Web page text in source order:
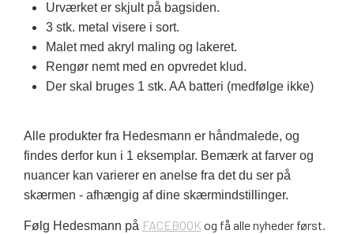
Urværket er skjult på bagsiden.
3 stk. metal visere i sort.
Malet med akryl maling og lakeret.
Rengør nemt med en opvredet klud.
Der skal bruges 1 stk. AA batteri (medfølge ikke)
Alle produkter fra Hedesmann er håndmalede, og
findes derfor kun i 1 eksemplar. Bemærk at farver og
nuancer kan varierer en anelse fra det du ser på
skærmen - afhængig af dine skærmindstillinger.
Følg Hedesmann på FACEBOOK og få alle nyheder først.